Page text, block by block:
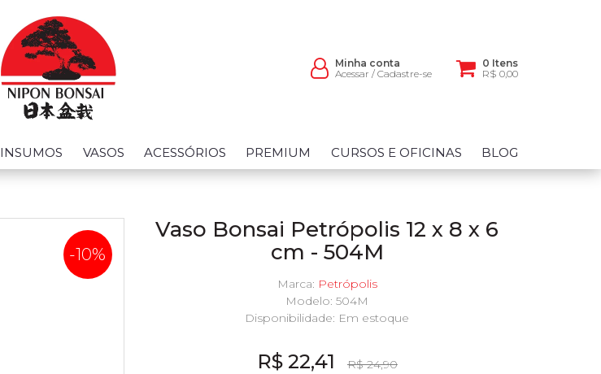
Minha conta
Acessar / Cadastre-se
0 Itens
R$ 0,00
INSUMOS VASOS ACESSÓRIOS PREMIUM CURSOS E OFICINAS BLOG
-10%
Vaso Bonsai Petrópolis 12 x 8 x 6
cm - 504M
Marca: Petrópolis
Modelo: 504M
Disponibilidade: Em estoque
R$ 24,90
R$ 22,41